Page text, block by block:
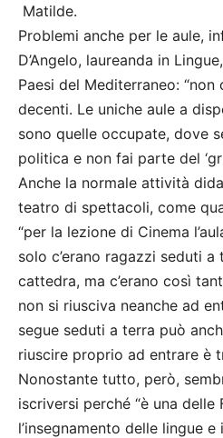
Matilde.
Problemi anche per le aule,
D’Angelo, laureanda in
Paesi del Mediterraneo:
decenti. Le uniche aule a
sono quelle occupate, dove
politica e non fai parte del
Anche la normale attività
teatro di spettacoli, come
“per la lezione di Cinema
solo c’erano ragazzi seduti
cattedra, ma c’erano così
non si riusciva neanche ad
segue seduti a terra può
riuscire proprio ad entrare è
Nonostante tutto, però,
iscriversi perché “è una
l’insegnamento delle lingue